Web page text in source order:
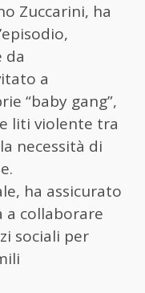
Zuccarini, ha
da
a
“baby gang”,
liti violente tra
necessità di
ha assicurato
collaborare
sociali per